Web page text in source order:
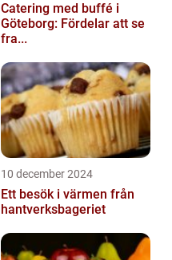
Catering med buffé i
Göteborg: Fördelar att se
fra...
10 december 2024
Ett besök i värmen från
hantverksbageriet